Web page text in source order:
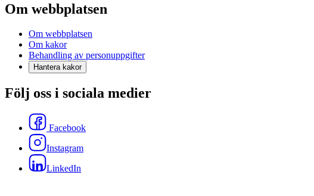
Om webbplatsen
Om webbplatsen
Om kakor
Behandling av personuppgifter
Hantera kakor
Följ oss i sociala medier
Facebook
Instagram
LinkedIn